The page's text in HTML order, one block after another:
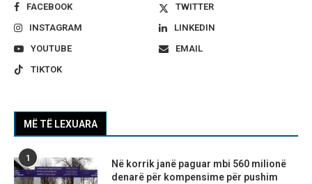
FACEBOOK
TWITTER
INSTAGRAM
LINKEDIN
YOUTUBE
EMAIL
TIKTOK
MË TË LEXUARA
1
Në korrik janë paguar mbi 560 milionë
denarë për kompensime për pushim